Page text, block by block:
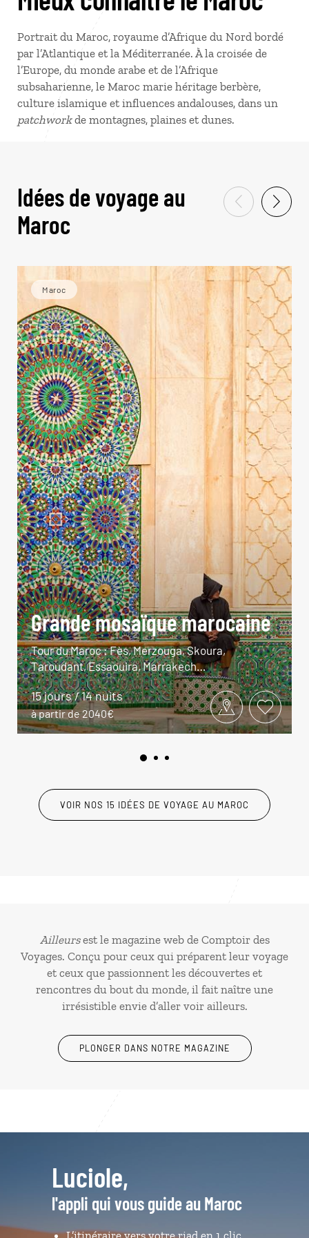
Portrait du Maroc, royaume d’Afrique du Nord bordé
par l’Atlantique et la Méditerranée. À la croisée de
l’Europe, du monde arabe et de l’Afrique
subsaharienne, le Maroc marie héritage berbère,
culture islamique et influences andalouses, dans un
patchworkde montagnes, plaines et dunes.
Idées de voyage au
Maroc
Maroc
Grande mosaïque marocaine
Tour du Maroc : Fès, Merzouga, Skoura,
Taroudant, Essaouira, Marrakech…
15 jours / 14 nuits
à partir de 2040€
VOIR NOS 15 IDÉES DE VOYAGE AU MAROC
Ailleursest le magazine web de Comptoir des
Voyages. Conçu pour ceux qui préparent leur voyage
et ceux que passionnent les découvertes et
rencontres du bout du monde, il fait naître une
irrésistible envie d’aller voir ailleurs.
PLONGER DANS NOTRE MAGAZINE
Luciole,
l'appli qui vous guide au Maroc
L’itinéraire vers votre riad en 1 clic